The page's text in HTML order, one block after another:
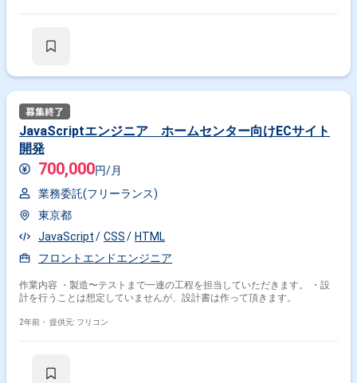
JavaScriptエンジニア ホームセンター向けECサイト
開発
700,000円/月
業務委託(フリーランス)
東京都
JavaScript
CSS
HTML
フロントエンドエンジニア
作業内容 ・製造〜テストまで一連の工程を担当していただきます。 ・設
計を行うことは想定していませんが、設計書は作って頂きます。
2年前・ 提供元: フリコン